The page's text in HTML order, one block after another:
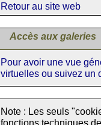
Retour au site web
Accès aux galeries
Pour avoir une vue
virtuelles ou suivez un
Note : Les seuls
fonctions techniques